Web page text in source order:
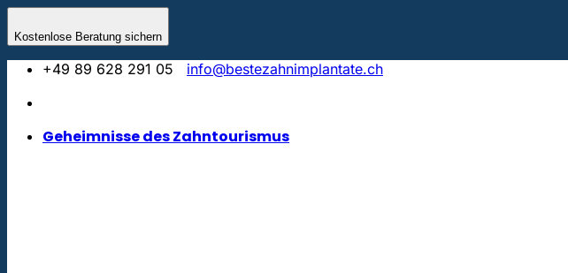
Kostenlose Beratung sichern
content
+49 89 628 291 05
info@bestezahnimplantate.ch
Geheimnisse des Zahntourismus